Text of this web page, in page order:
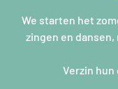
We starten het
zingen en
Verzin